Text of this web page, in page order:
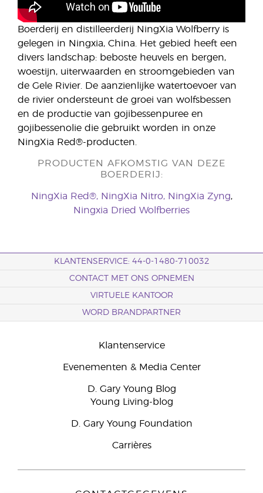
Boerderij en distilleerderij NingXia Wolfberry is
gelegen in Ningxia, China. Het gebied heeft een
divers landschap: beboste heuvels en bergen,
woestijn, uiterwaarden en stroomgebieden van
de Gele Rivier. De aanzienlijke watertoevoer van
de rivier ondersteunt de groei van wolfsbessen
en de productie van gojibessenpuree en
gojibessenolie die gebruikt worden in onze
NingXia Red®-producten.
PRODUCTEN AFKOMSTIG VAN DEZE
BOERDERIJ:
NingXia Red®, NingXia Nitro, NingXia Zyng,
Ningxia Dried Wolfberries
KLANTENSERVICE: 44-0-1480-710032
CONTACT MET ONS OPNEMEN
VIRTUELE KANTOOR
WORD BRANDPARTNER
Klantenservice
Evenementen & Media Center
D. Gary Young Blog
Young Living-blog
D. Gary Young Foundation
Carrières